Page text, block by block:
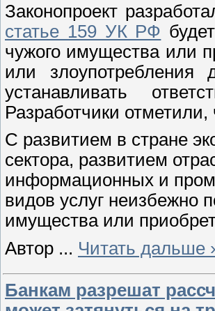
Законопроект
статье 159 УК РФ
чужого имущества или
или злоупотребления
устанавливать
Разработчики
С развитием в стране
сектора, развитием
информационных и
видов услуг неизбежно
имущества или
Автор ... Читать дальше
Банкам разрешат